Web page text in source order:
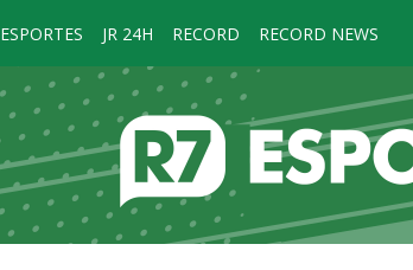
ESPORTES JR 24H RECORD RECORD NEWS